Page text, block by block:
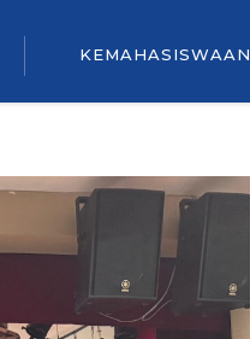
KEMAHASISWAAN